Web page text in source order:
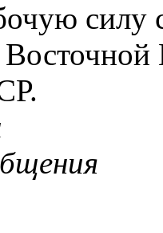
силу